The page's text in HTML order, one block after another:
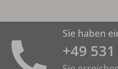
Sie haben
+49